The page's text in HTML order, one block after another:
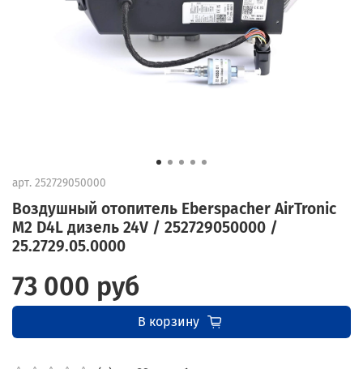
арт. 252729050000
Воздушный отопитель Eberspacher AirTronic
M2 D4L дизель 24V / 252729050000 /
25.2729.05.0000
73 000 руб
В корзину